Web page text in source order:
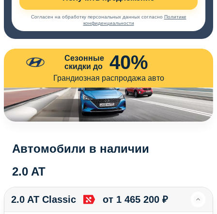
Согласен на обработку персональных данных согласно Политике
конфиденциальности
Сезонные
скидки до
40%
Грандиозная распродажа авто
Автомобили в наличии
2.0 AT
2.0 AT Classic от 1 465 200 ₽